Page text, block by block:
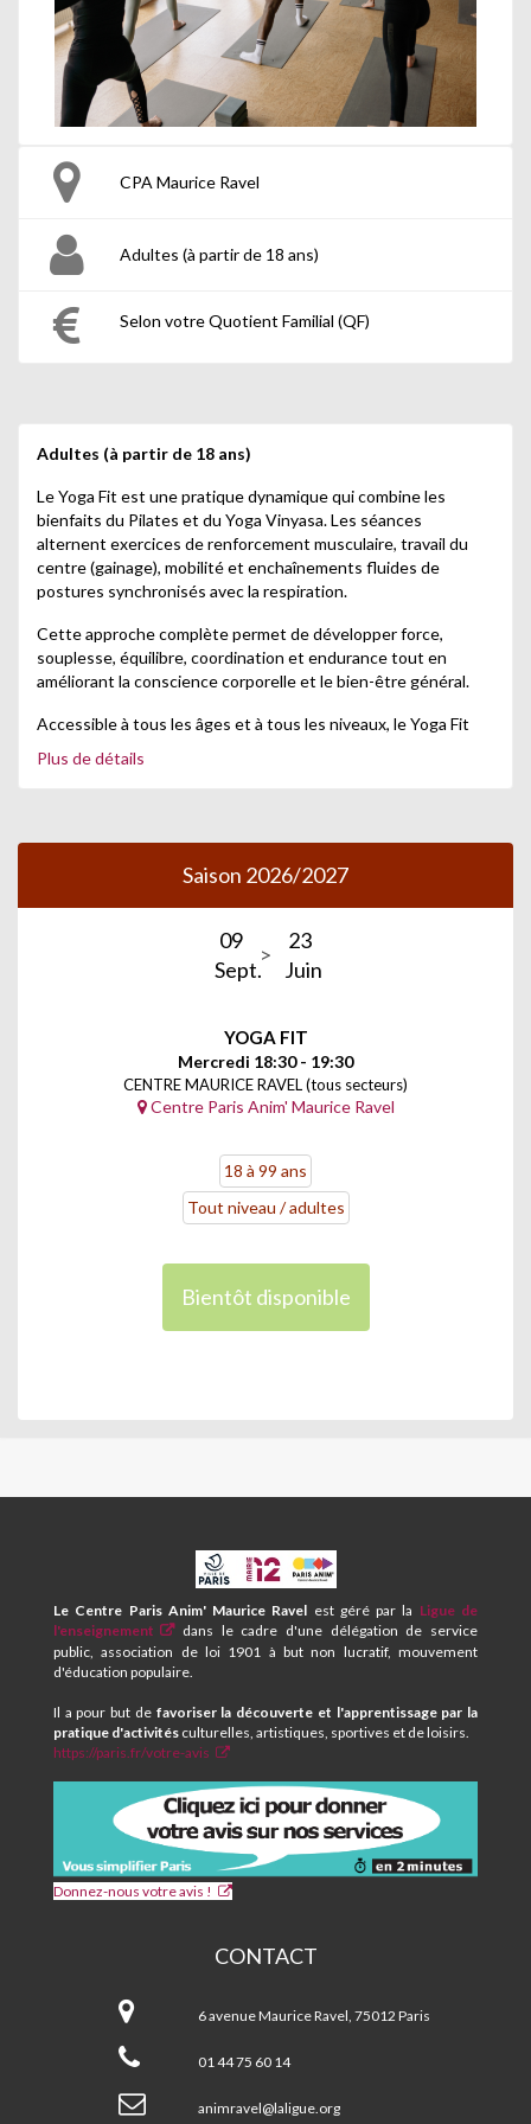
CPA Maurice Ravel
Adultes (à partir de 18 ans)
Selon votre Quotient Familial (QF)
Adultes (à partir de 18 ans)
Le Yoga Fit est une pratique dynamique qui combine les
bienfaits du Pilates et du Yoga Vinyasa. Les séances
alternent exercices de renforcement musculaire, travail du
centre (gainage), mobilité et enchaînements fluides de
postures synchronisés avec la respiration.
Cette approche complète permet de développer force,
souplesse, équilibre, coordination et endurance tout en
améliorant la conscience corporelle et le bien-être général.
Accessible à tous les âges et à tous les niveaux, le Yoga Fit
son rythme dans une ambiance conviviale et bienveillante.
Plus de détails
Saison 2026/2027
09
Sept.
23
Juin
YOGA FIT
Mercredi 18:30 - 19:30
CENTRE MAURICE RAVEL (tous secteurs)
Centre Paris Anim' Maurice Ravel
18 à 99 ans
Tout niveau / adultes
Bientôt disponible
CPA
ET
CENTRE
SOCIAL
MAURICE
Le Centre Paris Anim' Maurice Ravel est géré par la Ligue de
l'enseignement
dans le cadre d'une délégation de service
public, association de loi 1901 à but non lucratif, mouvement
d'éducation populaire.
Il a pour but de favoriser la découverte et l'apprentissage par la
pratique d'activités culturelles, artistiques, sportives et de loisirs.
https://paris.fr/votre-avis
Donnez-nous votre avis !
CONTACT
Centre
Social
MAURICE
RAVEL
6 avenue Maurice Ravel, 75012 Paris
01 44 75 60 14
animravel@laligue.org